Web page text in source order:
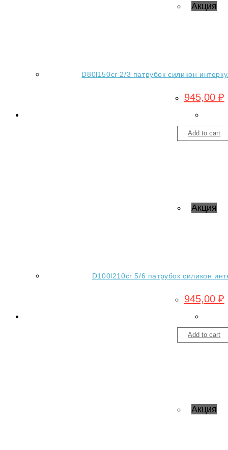
Акция
D80l150cr 2/3 патрубок силикон
945,00 ₽
Add to cart
Акция
D100l210cr 5/6 патрубок силикон
945,00 ₽
Add to cart
Акция